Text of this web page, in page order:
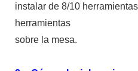
instalar de 8/10
herramientas
sobre la mesa.